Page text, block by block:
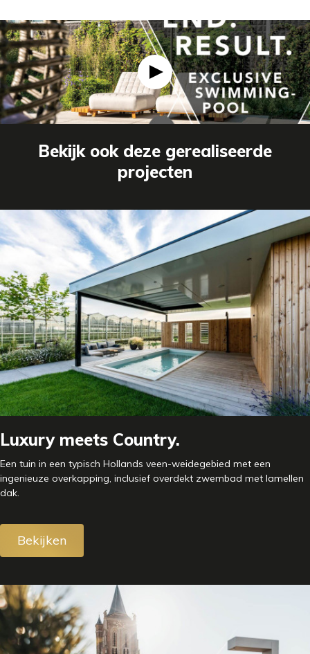
Bekijk ook deze gerealiseerde
projecten
Luxury meets Country.
Een tuin in een typisch Hollands veen-weidegebied met een
ingenieuze overkapping, inclusief overdekt zwembad met lamellen
dak.
Bekijken